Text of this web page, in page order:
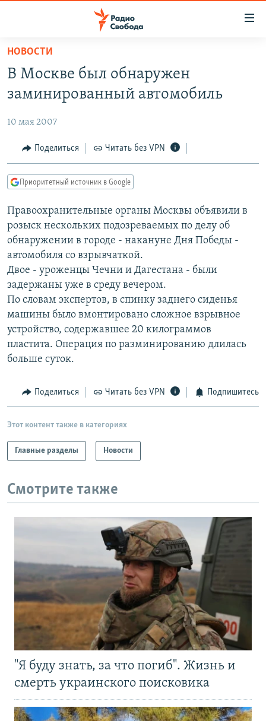
упрощенного
доступа
основному
Вернутся
главной
навигации
Вернутся
поиску
АВТОРСКИЕ ПРОЕКТЫ
ЦИТАТЫ СВОБОДЫ
МНЕНИЯ
IDEL.РЕАЛИИ
КАВКАЗ.РЕАЛИИ
СЕВЕР.РЕАЛИИ
СИБИРЬ.РЕАЛИИ
РАСПИСАНИЕ ВЕЩАНИЯ
ПОДПИШИТЕСЬ НА РАССЫЛКУ
СОЦИАЛЬНЫЕ СЕТИ
Все сайты РСЕ/РС
НОВОСТИ
В Москве был обнаружен
заминированный автомобиль
10 мая 2007
Поделиться Читать без VPN
Приоритетный источник в Google
Правоохранительные органы Москвы объявили в
розыск нескольких подозреваемых по делу об
обнаружении в городе - накануне Дня Победы -
автомобиля со взрывчаткой.
Двое - уроженцы Чечни и Дагестана - были
задержаны уже в среду вечером.
По словам экспертов, в спинку заднего сиденья
машины было вмонтировано сложное взрывное
устройство, содержавшее 20 килограммов
пластита. Операция по разминированию длилась
больше суток.
Поделиться Читать без VPN Подпишитесь
Этот контент также в категориях
Главные разделы Новости
Смотрите также
"Я буду знать, за что погиб". Жизнь и
смерть украинского поисковика